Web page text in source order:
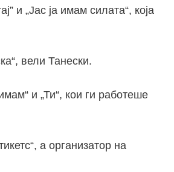
и „Јас ја имам силата“, која
вели Танески.
и „Ти“, кои ги работеше
а организатор на